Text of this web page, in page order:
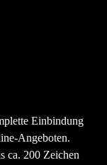
Einbindung
Angeboten.
ca. 200 Zeichen